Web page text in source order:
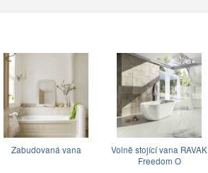
Zabudovaná vana
Volně stojící vana RAVAK
Freedom O